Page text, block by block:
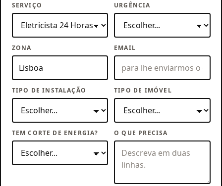
SERVIÇO URGÊNCIA
ZONA EMAIL
TIPO DE INSTALAÇÃO TIPO DE IMÓVEL
TEM CORTE DE ENERGIA? O QUE PRECISA